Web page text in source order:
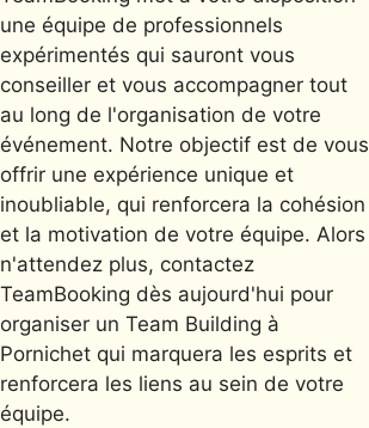
une équipe de professionnels
expérimentés qui sauront vous
conseiller et vous accompagner tout
au long de l'organisation de votre
événement. Notre objectif est de vous
offrir une expérience unique et
inoubliable, qui renforcera la cohésion
et la motivation de votre équipe. Alors
n'attendez plus, contactez
TeamBooking dès aujourd'hui pour
organiser un Team Building à
Pornichet qui marquera les esprits et
renforcera les liens au sein de votre
équipe.